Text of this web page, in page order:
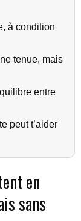
à condition
tenue, mais
entre
peut t’aider
en
sans